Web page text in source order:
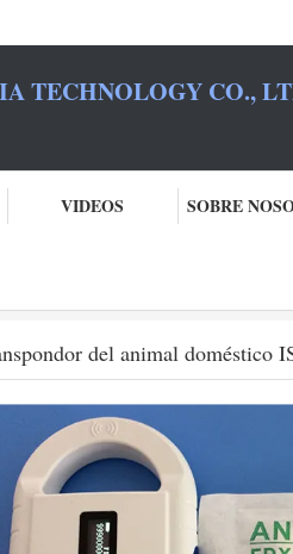
TECHNOLOGY CO.,
SU
VIDEOS SOBRE
del animal doméstico